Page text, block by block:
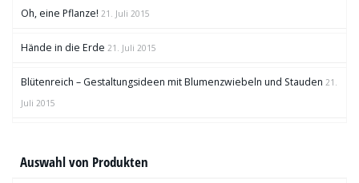
Oh, eine Pflanze! 21. Juli 2015
Hände in die Erde 21. Juli 2015
Blütenreich – Gestaltungsideen mit Blumenzwiebeln und Stauden 21.
Juli 2015
Auswahl von Produkten